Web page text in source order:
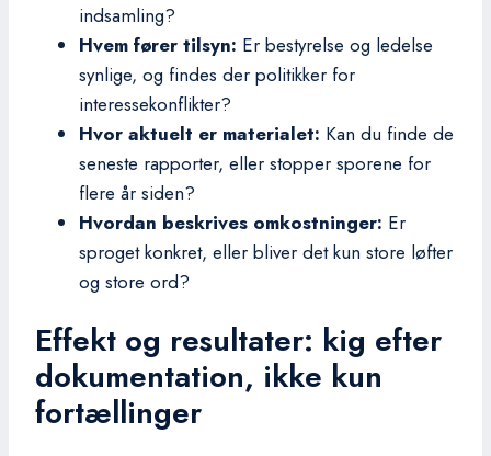
indsamling?
Hvem fører tilsyn: Er bestyrelse og ledelse
synlige, og findes der politikker for
interessekonflikter?
Hvor aktuelt er materialet: Kan du finde de
seneste rapporter, eller stopper sporene for
flere år siden?
Hvordan beskrives omkostninger: Er
sproget konkret, eller bliver det kun store løfter
og store ord?
Effekt og resultater: kig efter
dokumentation, ikke kun
fortællinger